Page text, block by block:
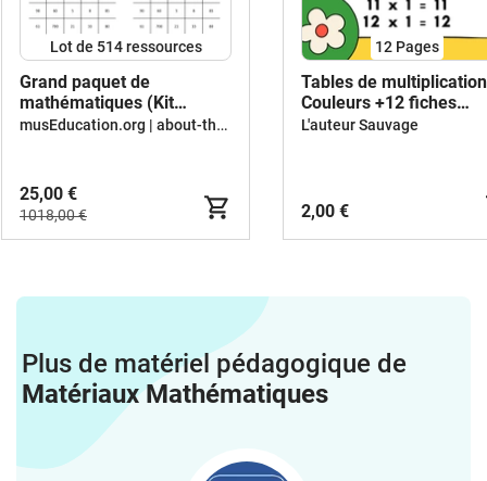
Lot de 514 ressources
Grand paquet de
mathématiques (Kit
pédagogique)
musEducation.org | about-the-world.org
25,00 €
1018,00 €
12 Pages
Tables de multiplication
Couleurs +12 fiches
d'activités
L'auteur Sauvage
2,00 €
Plus de matériel pédagogique de
Matériaux Mathématiques